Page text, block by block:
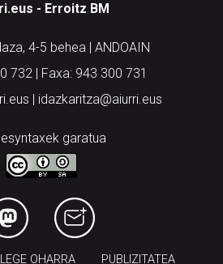
- Erroitz BM
4-5 behea | ANDOAIN
732 | Faxa: 943 300 731
| idazkaritza@aiurri.eus
garatua
LEGE OHARRA PUBLIZITATEA